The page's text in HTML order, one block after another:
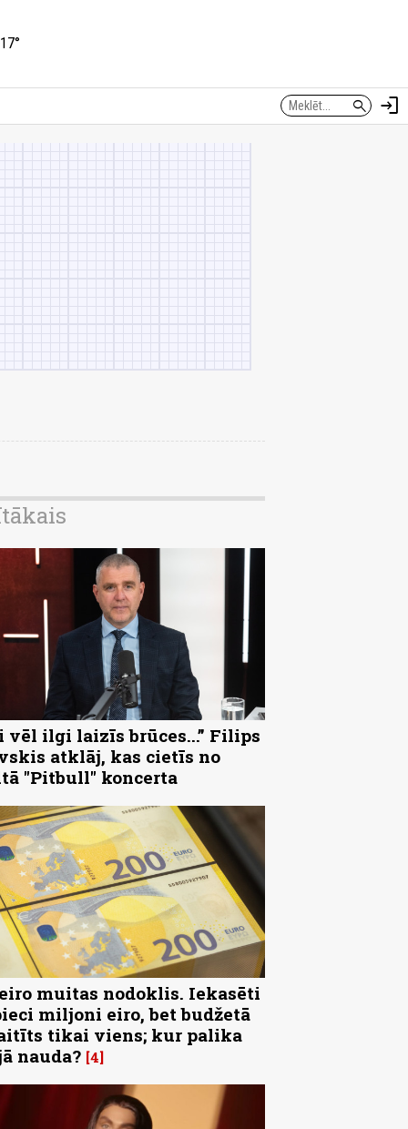
search login
vēl ilgi laizīs brūces...” Filips
atklāj, kas cietīs no
"Pitbull" koncerta
muitas nodoklis. Iekasēti
miljoni eiro, bet budžetā
tikai viens; kur palika
nauda? 4